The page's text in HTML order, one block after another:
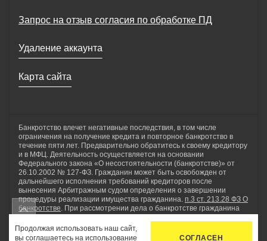
Продолжая использовать наш сайт,
вы соглашаетесь на использование
СОГЛАСЕН
Запрос на отзыв согласия по обработке ПД
Удаление аккаунта
Карта сайта
Банкротство влечет негативные последствия, в том числе
ограничения на получение кредита и повторное банкротство в
течение пяти лет. Предварительно обратитесь к своему кредитору
и в МФЦ. Деятельность осуществляется на основании
Федерального закона «О несостоятельности (банкротстве)» от
26.10.2002 № 127-ФЗ. Гражданин может быть освобожден от
дальнейшего исполнения требований кредиторов после
вынесения Арбитражным судом определения о завершении
процедуры реализации имущества гражданина. п.3 ст. 213.28 ФЗ О
банкротстве. При рассмотрении дела о банкротстве гражданина
имущества гражданина, мировое соглашение. ООО «Нетдолгофф»
осуществляет комплекс юридических услуг по сопровождению